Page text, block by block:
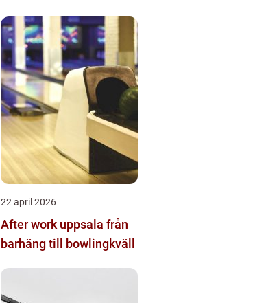
22 april 2026
After work uppsala från
barhäng till bowlingkväll